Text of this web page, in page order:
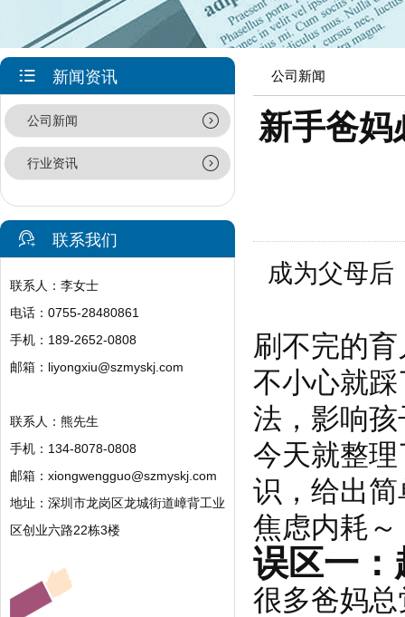
新闻资讯
公司新闻
行业资讯
联系我们
联系人：李女士
电话：0755-28480861
手机：189-2652-0808
邮箱： liyongxiu@szmyskj.com
联系人：熊先生
手机：134-8078-0808
邮箱： xiongwengguo@szmyskj.com
地址：深圳市龙岗区龙城街道嶂背工业
区创业六路22栋3楼
公司新闻
新手爸妈
成为父母后
刷不完的
不小心就
法，影响
今天就整
识，给出
焦虑内耗～
误区一：
很多爸妈